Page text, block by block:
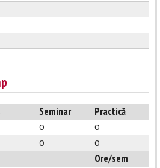
Seminar Practică
0
0
0 0
Ore/sem